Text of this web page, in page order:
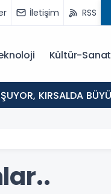
İletişim RSS
Kültür-Sanat